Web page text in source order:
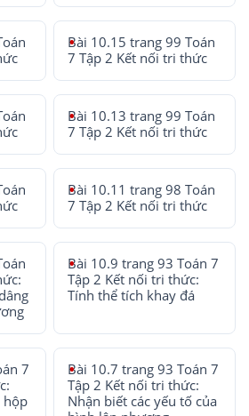
Bài 10.15 trang 99 Toán
7 Tập 2 Kết nối tri thức
Bài 10.13 trang 99 Toán
7 Tập 2 Kết nối tri thức
Bài 10.11 trang 98 Toán
7 Tập 2 Kết nối tri thức
Bài 10.9 trang 93 Toán 7
Tập 2 Kết nối tri thức:
Tính thể tích khay đá
7
hộp
Bài 10.7 trang 93 Toán 7
Tập 2 Kết nối tri thức:
Nhận biết các yếu tố của